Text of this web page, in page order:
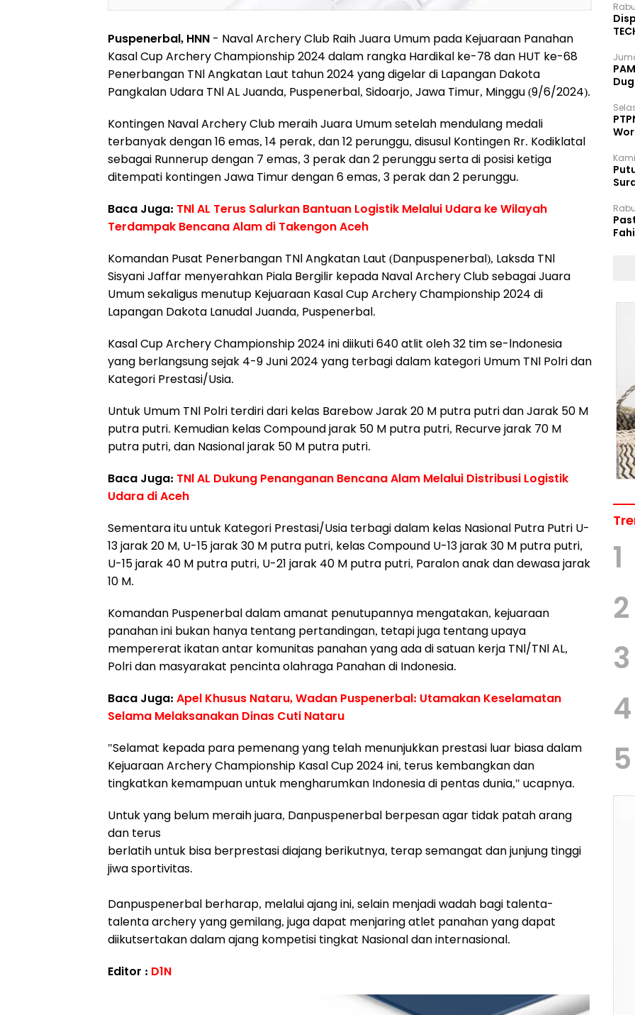
Puspenerbal, HNN - Naval Archery Club Raih Juara Umum pada Kejuaraan Panahan
Kasal Cup Archery Championship 2024 dalam rangka Hardikal ke-78 dan HUT ke-68
Penerbangan TNl Angkatan Laut tahun 2024 yang digelar di Lapangan Dakota
Pangkalan Udara TNl AL Juanda, Puspenerbal, Sidoarjo, Jawa Timur, Minggu (9/6/2024).
Kontingen Naval Archery Club meraih Juara Umum setelah mendulang medali
terbanyak dengan 16 emas, 14 perak, dan 12 perunggu, disusul Kontingen Rr. Kodiklatal
sebagai Runnerup dengan 7 emas, 3 perak dan 2 perunggu serta di posisi ketiga
ditempati kontingen Jawa Timur dengan 6 emas, 3 perak dan 2 perunggu.
Baca Juga: TNl AL Terus Salurkan Bantuan Logistik Melalui Udara ke Wilayah
Terdampak Bencana Alam di Takengon Aceh
Komandan Pusat Penerbangan TNl Angkatan Laut (Danpuspenerbal), Laksda TNl
Sisyani Jaffar menyerahkan Piala Bergilir kepada Naval Archery Club sebagai Juara
Umum sekaligus menutup Kejuaraan Kasal Cup Archery Championship 2024 di
Lapangan Dakota Lanudal Juanda, Puspenerbal.
Kasal Cup Archery Championship 2024 ini diikuti 640 atlit oleh 32 tim se-lndonesia
yang berlangsung sejak 4-9 Juni 2024 yang terbagi dalam kategori Umum TNl Polri dan
Kategori Prestasi/Usia.
Untuk Umum TNl Polri terdiri dari kelas Barebow Jarak 20 M putra putri dan Jarak 50 M
putra putri. Kemudian kelas Compound jarak 50 M putra putri, Recurve jarak 70 M
putra putri, dan Nasional jarak 50 M putra putri.
Baca Juga: TNl AL Dukung Penanganan Bencana Alam Melalui Distribusi Logistik
Udara di Aceh
Sementara itu untuk Kategori Prestasi/Usia terbagi dalam kelas Nasional Putra Putri U-
13 jarak 20 M, U-15 jarak 30 M putra putri, kelas Compound U-13 jarak 30 M putra putri,
U-15 jarak 40 M putra putri, U-21 jarak 40 M putra putri, Paralon anak dan dewasa jarak
10 M.
Komandan Puspenerbal dalam amanat penutupannya mengatakan, kejuaraan
panahan ini bukan hanya tentang pertandingan, tetapi juga tentang upaya
mempererat ikatan antar komunitas panahan yang ada di satuan kerja TNl/TNl AL,
Polri dan masyarakat pencinta olahraga Panahan di Indonesia.
Baca Juga: Apel Khusus Nataru, Wadan Puspenerbal: Utamakan Keselamatan
Selama Melaksanakan Dinas Cuti Nataru
"Selamat kepada para pemenang yang telah menunjukkan prestasi luar biasa dalam
Kejuaraan Archery Championship Kasal Cup 2024 ini, terus kembangkan dan
tingkatkan kemampuan untuk mengharumkan Indonesia di pentas dunia," ucapnya.
Untuk yang belum meraih juara, Danpuspenerbal berpesan agar tidak patah arang
dan terus
berlatih untuk bisa berprestasi diajang berikutnya, terap semangat dan junjung tinggi
jiwa sportivitas.
Danpuspenerbal berharap, melalui ajang ini, selain menjadi wadah bagi talenta-
talenta archery yang gemilang, juga dapat menjaring atlet panahan yang dapat
diikutsertakan dalam ajang kompetisi tingkat Nasional dan internasional.
Editor : D1N
1
2
3
4
5